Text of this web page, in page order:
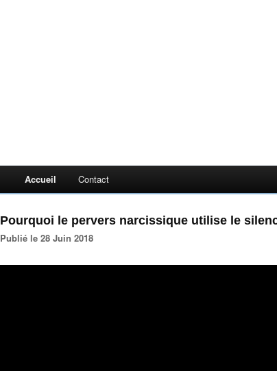
Accueil Contact
Pourquoi le pervers narcissique utilise le
Publié le 28 Juin 2018